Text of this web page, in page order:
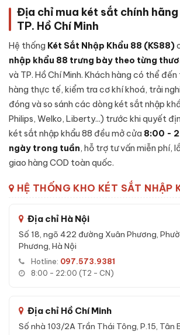
sơn nano 3 lớp.
- Cánh cửa thép dày 12mm, 4 chốt khóa
đa điểm.
- Bản lề cửa giấu kín bên trong.
- Khoang chứa lót nội thất nỉ + 1 khoang bí
- Đèn LED tự sáng + cảm biến rung 3 trục
Đặc tính kỹ thuật Két sắt
FDG-A1/D-60BJ III Face ID
Model:FDG-A1/D-60BJ III
Kích thước ngoài (CxRxS):
Loại khóa:Face ID + vân tay + điện tử +
Báo động:Báo trộm + báo sai mật mã
Thép thân:5 mm
Màu sắc: Ghi xám
Bảo hành:36 tháng
Địa chỉ mua két sắt chính hãng
TP. Hồ Chí Minh
Hệ thống Két Sắt Nhập Khẩu 88 (KS88)
nhập khẩu 88 trưng bày theo từng
và TP. Hồ Chí Minh. Khách hàng có thể
hàng thực tế, kiểm tra cơ khí khoá, trải
đóng và so sánh các dòng két sắt nhập
Philips, Welko, Liberty...) trước khi quyết
két sắt nhập khẩu 88 đều mở cửa 8:00 -
ngày trong tuần, hỗ trợ tư vấn miễn phí,
giao hàng COD toàn quốc.
HỆ THỐNG KHO KÉT SẮT NHẬP
Địa chỉ Hà Nội
Số 18, ngõ 422 đường Xuân Phương,
Phương, Hà Nội
Hotline: 097.573.9381
8:00 - 22:00 (T2 - CN)
Địa chỉ Hồ Chí Minh
Số nhà 103/2A Trần Thái Tông, P.15, Tân